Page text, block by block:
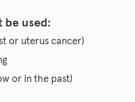
be used:
or uterus cancer)
or in the past)